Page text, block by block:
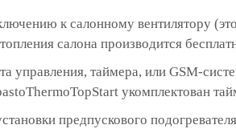
к салонному вентилятору
салона производится
управления, таймера, или GSM-
укомплектован
предпускового